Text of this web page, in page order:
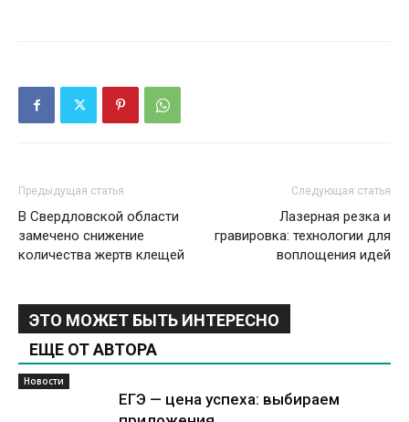
Предыдущая статья
В Свердловской области
замечено снижение
количества жертв клещей
Следующая статья
Лазерная резка и
гравировка: технологии для
воплощения идей
ЭТО МОЖЕТ БЫТЬ ИНТЕРЕСНО
ЕЩЕ ОТ АВТОРА
Новости
ЕГЭ — цена успеха: выбираем